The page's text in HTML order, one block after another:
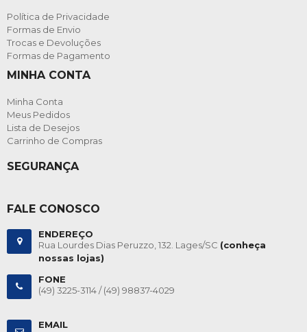
Política de Privacidade
Formas de Envio
Trocas e Devoluções
Formas de Pagamento
MINHA CONTA
Minha Conta
Meus Pedidos
Lista de Desejos
Carrinho de Compras
SEGURANÇA
FALE CONOSCO
ENDEREÇO
Rua Lourdes Dias Peruzzo, 132. Lages/SC (conheça
nossas lojas)
FONE
(49) 3225-3114 /(49) 98837-4029
EMAIL